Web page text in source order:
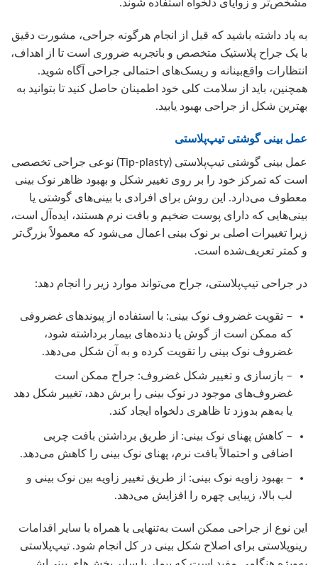
مشخص‌تر و زوایای دلخواه استفاده شوند.
به یاد داشته باشید که قبل از انجام هرگونه جراحی، مشورت دقیق
با یک جراح پلاستیک متخصص و باتجربه ضروری است تا از اهداف،
انتظارات واقع‌بینانه و ریسک‌های احتمالی جراحی آگاه شوید.
همچنین، باید از سلامت کلی خود اطمینان حاصل کنید تا بتوانید به
بهترین شکل از جراحی بهبود یابید.
عمل بینی گوشتی تیپ‌پلاستی
عمل بینی گوشتی تیپ‌پلاستی (Tip-plasty) نوعی جراحی تخصصی
است که تمرکز خود را بر روی تغییر شکل و بهبود ظاهر نوک بینی
معطوف می‌دارد. این روش برای افرادی با بینی‌های گوشتی یا
بینی‌هایی که دارای پوست ضخیم و بافت نرم هستند، ایده‌آل است،
زیرا تغییرات اصلی بر نوک بینی اعمال می‌شود که معمولاً بزرگ‌تر
و کمتر تعریف‌شده است.
در جراحی تیپ‌پلاستی، جراح می‌تواند موارد زیر را انجام دهد:
– تقویت غضروف نوک بینی: با استفاده از پیوندهای غضروفی
که ممکن است از گوش یا دنده‌های بیمار برداشته شود،
غضروف نوک بینی را تقویت کرده و به آن شکل می‌دهد.
– بازسازی و تغییر شکل غضروف: جراح ممکن است
غضروف‌های موجود در نوک بینی را برش دهد، تغییر شکل دهد
یا به‌هم بدوزد تا ظاهری دلخواه ایجاد کند.
– کاهش پهنای نوک بینی: از طریق برداشتن بافت چربی
اضافی و احتمالاً بافت نرم، پهنای نوک بینی را کاهش می‌دهد.
– بهبود زاویه نوک بینی: از طریق تغییر زاویه بین نوک بینی و
لب بالا، زیبایی چهره را افزایش می‌دهد.
این نوع از جراحی ممکن است به‌تنهایی یا همراه با سایر اقدامات
رینوپلاستی برای اصلاح شکل بینی در کل انجام شود. تیپ‌پلاستی